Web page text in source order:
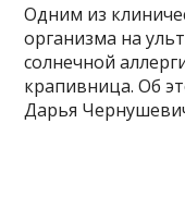
Одним из
организма на
солнечной
крапивница. Об
Дарья